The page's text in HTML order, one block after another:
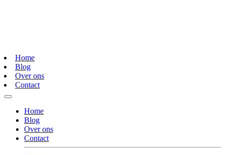
Home
Blog
Over ons
Contact
Home
Blog
Over ons
Contact